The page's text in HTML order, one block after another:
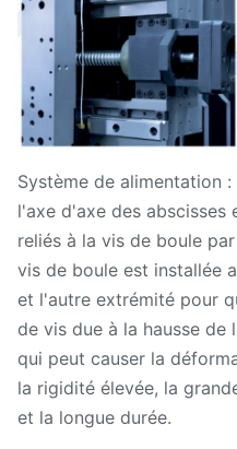
Système de alimentation
l'axe d'axe des
reliés à la vis de boule
vis de boule est installée
et l'autre extrémité pour
de vis due à la hausse
qui peut causer la
la rigidité élevée, la
et la longue durée.